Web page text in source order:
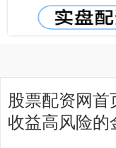
股票配资网
收益高风险的